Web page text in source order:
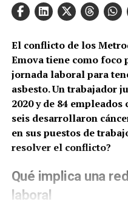
El conflicto de los
Emova tiene como
jornada laboral para
asbesto. Un trabajador
2020 y de 84
seis desarrollaron
en sus puestos de
resolver el conflicto?
Qué implica una
laboral